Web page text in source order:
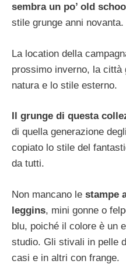
sembra un po’ old school
stile grunge anni novanta.
La location della
prossimo inverno, la città
natura e lo stile esterno.
Il grunge di questa
di quella generazione
copiato lo stile del
da tutti.
Non mancano le stampe
leggins, mini gonne o
blu, poiché il colore è un
studio. Gli stivali in pelle
casi e in altri con frange.